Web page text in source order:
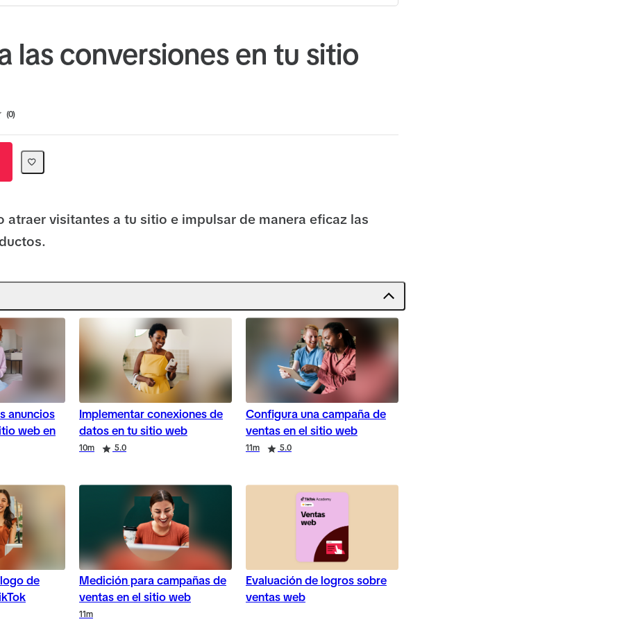
las conversiones en tu sitio
0
atraer visitantes a tu sitio e impulsar de manera eficaz las
anuncios
web en
Implementar conexiones de
datos en tu sitio web
10m 5.0
Configura una campaña de
ventas en el sitio web
11m 5.0
de
Medición para campañas de
ventas en el sitio web
11m
Evaluación de logros sobre
ventas web